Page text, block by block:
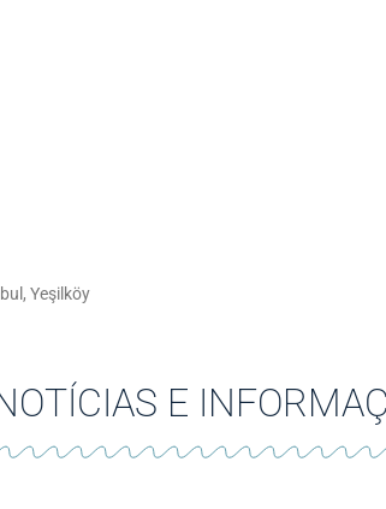
Yeşilköy
E